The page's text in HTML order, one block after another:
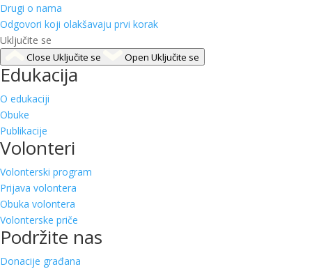
Drugi o nama
Odgovori koji olakšavaju prvi korak
Uključite se
Close Uključite se Open Uključite se
Edukacija
O edukaciji
Obuke
Publikacije
Volonteri
Volonterski program
Prijava volontera
Obuka volontera
Volonterske priče
Podržite nas
Donacije građana